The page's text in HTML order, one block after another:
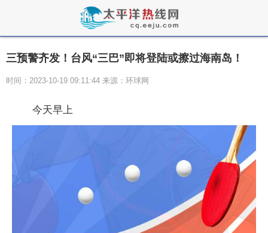
三预警齐发！台风“三巴”即将登陆或擦过海南岛！
时间：2023-10-19 09:11:44 来源：环球网
今天早上